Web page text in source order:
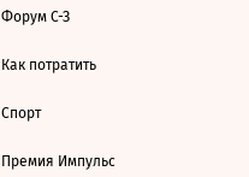
Форум С-З
Как потратить
Спорт
Премия Импульс